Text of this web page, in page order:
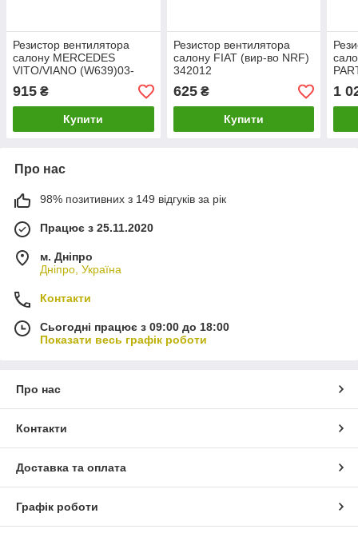
Резистор вентилятора
салону MERCEDES
VITO/VIANO (W639)03-
(вир-во NRF) 342020
915 ₴
Купити
Резистор вентилятора
салону FIAT (вир-во NRF)
342012
625₴
Купити
1
Про нас
98% позитивних з 149 відгуків за рік
Працює з 25.11.2020
м. Дніпро
Дніпро, Україна
Контакти
Сьогодні працює з 09:00 до 18:00
Показати весь графік роботи
Про нас
Контакти
Доставка та оплата
Графік роботи